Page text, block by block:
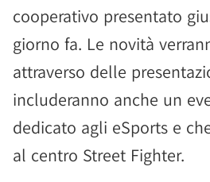
cooperativo presentato
giorno fa. Le novità
attraverso delle
includeranno anche un
dedicato agli eSports e
al centro Street Fighter.